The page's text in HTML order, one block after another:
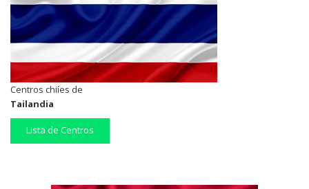
Centros chiíes de
Tailandia
Lista de Centros